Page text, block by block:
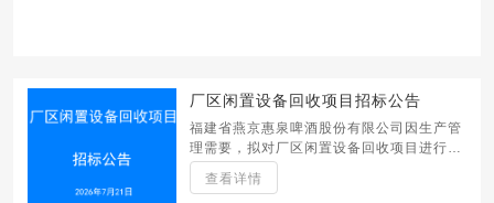
厂区闲置设备回收项目招标公告
福建省燕京惠泉啤酒股份有限公司因生产管
理需要，拟对厂区闲置设备回收项目进行招
标，诚邀具备相应资质且有意向的单位踊跃
参与投标。
查看详情